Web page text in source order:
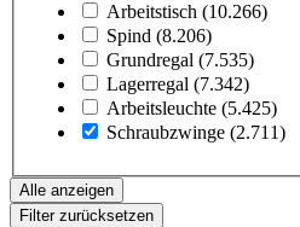
Arbeitstisch (10.266)
Spind (8.206)
Grundregal (7.535)
Lagerregal (7.342)
Arbeitsleuchte (5.425)
Schraubzwinge (2.711)
Alle anzeigen
Filter zurücksetzen